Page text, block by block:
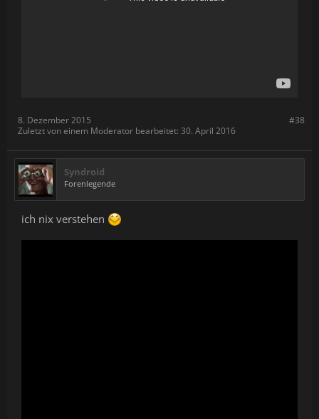
#38
8. Dezember 2015
Zuletzt von einem Moderator bearbeitet: 30. April 2016
Syndroid
Forenlegende
ich nix verstehen